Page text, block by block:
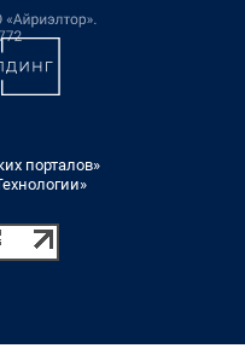
порталов»